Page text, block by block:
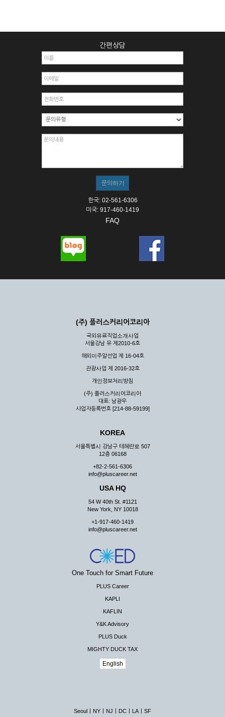
간편상담
한국: 02-561-6306
미국: 917-460-1419
FAQ
(주) 플러스커리어코리아
국외유료직업소개사업
서울강남 유 제2010-6호
해외이주알선업 제 16-04호
관광사업 제 2016-32호
개인정보처리방침
(주) 플러스커리어코리아
대표: 남광우
사업자등록번호 [214-88-59199]
KOREA
서울특별시 강남구 테헤란로 507
12층 06168
+82-2-561-6306
info@pluscareer.net
USA HQ
54 W 40th St. #1121
New York, NY 10018
+1-917-460-1419
info@pluscareer.net
One Touch for Smart Future
PLUS Career
KAPLI
KAFLIN
Y&K Advisory
PLUS Duck
MIGHTY DUCK TAX
English
Seoul NY NJ DC LA SF